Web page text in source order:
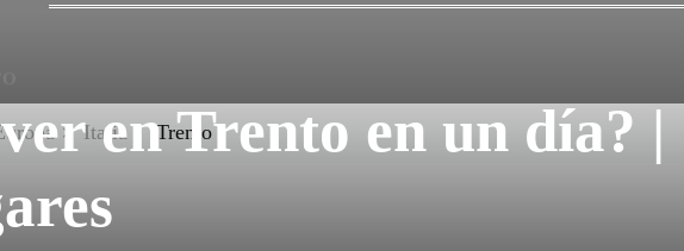
Italia Trento
en Trento en un día? |